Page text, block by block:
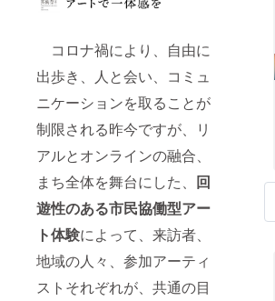
コロナ禍により、自由に
出歩き、人と会い、コミュ
ニケーションを取ることが
制限される昨今ですが、リ
アルとオンラインの融合、
まち全体を舞台にした、 回
遊性のある市民協働型アー
ト体験によって、来訪者、
地域の人々、参加アーティ
ストそれぞれが、共通の目